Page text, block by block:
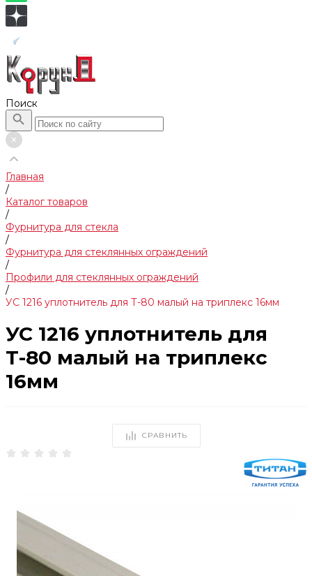
Поиск
Главная
/
Каталог товаров
/
Фурнитура для стекла
/
Фурнитура для стеклянных ограждений
/
Профили для стеклянных ограждений
/
УС 1216 уплотнитель для Т-80 малый на триплекс 16мм
УС 1216 уплотнитель для
Т-80 малый на триплекс
16мм
СРАВНИТЬ